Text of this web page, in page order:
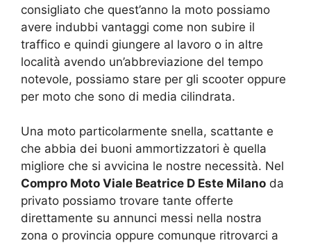
consigliato che quest’anno la moto possiamo
avere indubbi vantaggi come non subire il
traffico e quindi giungere al lavoro o in altre
località avendo un’abbreviazione del tempo
notevole, possiamo stare per gli scooter oppure
per moto che sono di media cilindrata.
Una moto particolarmente snella, scattante e
che abbia dei buoni ammortizzatori è quella
migliore che si avvicina le nostre necessità. Nel
Compro Moto Viale Beatrice D Este Milano da
privato possiamo trovare tante offerte
direttamente su annunci messi nella nostra
zona o provincia oppure comunque ritrovarci a